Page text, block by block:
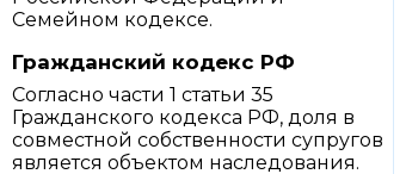
Семейном кодексе.
Гражданский кодекс РФ
Согласно части 1 статьи 35
Гражданского кодекса РФ, доля в
совместной собственности супругов
является объектом наследования.